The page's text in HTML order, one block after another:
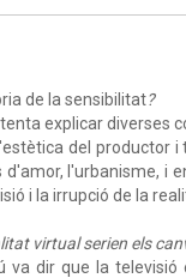
de la sensibilitat?
explicar diverses
del productor
d'amor, l'urbanisme, i
i la irrupció de la
virtual serien els
va dir que la